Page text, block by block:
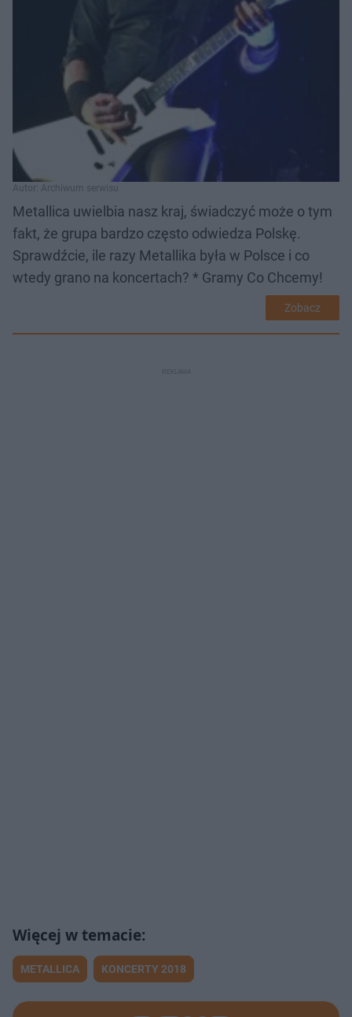
Autor: Archiwum serwisu
Metallica uwielbia nasz kraj, świadczyć może o tym
fakt, że grupa bardzo często odwiedza Polskę.
Sprawdźcie, ile razy Metallika była w Polsce i co
wtedy grano na koncertach? * Gramy Co Chcemy!
Zobacz
METALLICA KONCERTY 2018